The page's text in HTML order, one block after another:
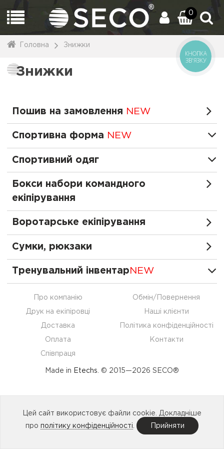
0
Головна Знижки
Знижки
Пошив на замовлення NEW
Спортивна форма NEW
Спортивний одяг
Бокси набори командного
екіпірування
Воротарське екіпірування
Сумки, рюкзаки
Тренувальний інвентар NEW
Про компанію
Друк на екіпіровці
Доставка
Оплата
Співпраця
Обмін/Повернення
Наші клієнти
Політика конфіденційності
Контакти
Made in Etechs . © 2015—2026 SECO®
Цей сайт використовує файли cookie. Докладніше
про політику конфіденційності Прийняти
КНОПКА
ЗВ'ЯЗКУ